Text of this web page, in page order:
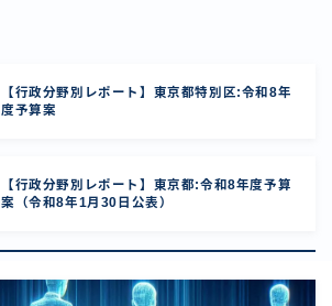
【行政分野別レポート】東京都特別区:令和8年
度予算案
【行政分野別レポート】東京都:令和8年度予算
案（令和8年1月30日公表）